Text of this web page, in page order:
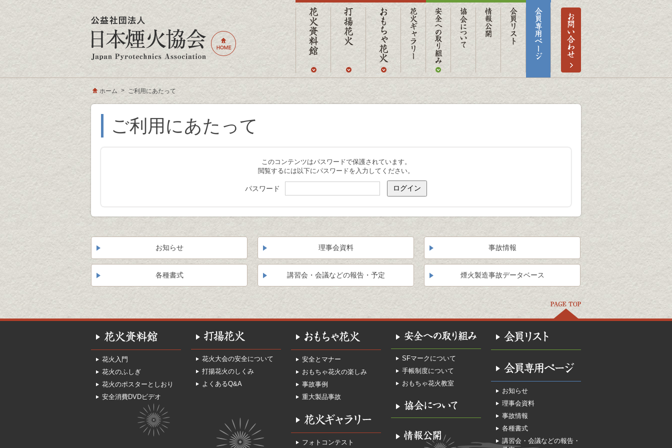
ホーム ご利用にあたって
ご利用にあたって
このコンテンツはパスワードで保護されています。
閲覧するには以下にパスワードを入力してください。
パスワード
お知らせ 理事会資料 事故情報
各種書式 講習会・会議などの報告・予定 煙火製造事故データベース
花火入門
花火のふしぎ
花火のポスターとしおり
安全消費DVDビデオ
花火大会の安全について
打揚花火のしくみ
よくあるQ&A
安全とマナー
おもちゃ花火の楽しみ
事故事例
重大製品事故
フォトコンテスト
SFマークについて
手帳制度について
おもちゃ花火教室
お知らせ
理事会資料
事故情報
各種書式
講習会・会議などの報告・